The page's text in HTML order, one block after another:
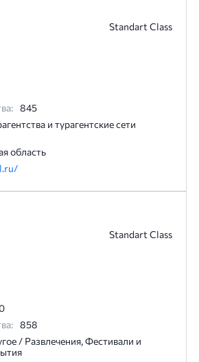
Standart Class
845
и турагентские сети
область
Standart Class
858
/ Развлечения, Фестивали и